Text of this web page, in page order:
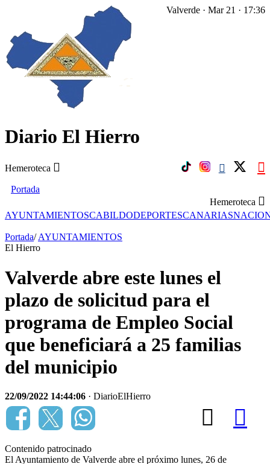
Diario El Hierro
Hemeroteca
Valverde · Mar 21 · 17:36
Portada
Hemeroteca
AYUNTAMIENTOSCABILDODEPORTESCANARIAS
Portada/AYUNTAMIENTOS
El Hierro
Valverde abre este lunes el
plazo de solicitud para el
programa de Empleo Social
que beneficiará a 25 familias
del municipio
22/09/2022 14:44:06 · DiarioElHierro
Contenido patrocinado
El Ayuntamiento de Valverde abre el próximo lunes, 26 de